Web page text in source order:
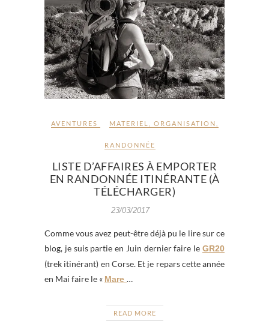
AVENTURES MATERIEL ORGANISATION
RANDONNÉE
LISTE D’AFFAIRES À EMPORTER
EN RANDONNÉE ITINÉRANTE (À
TÉLÉCHARGER)
23/03/2017
Comme vous avez peut-être déjà pu le lire sur ce
blog, je suis partie en Juin dernier faire le GR20
(trek itinérant) en Corse. Et je repars cette année
en Mai faire le « Mare …
READ MORE